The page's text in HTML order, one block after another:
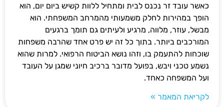
כאשר עובד זר נכנס לבית ומתחיל ללוות קשיש ביום יום, הוא
הופך במהירות לחלק משמעותי מהמרחב המשפחתי. הוא
מבשל, עוזר, מלווה, מרגיע ולעיתים גם תומך ברגעים
המורכבים ביותר. בתוך כל זה יש פרט אחד שהרבה משפחות
שוכחות להתעמק בו, וזהו נושא הביטוח הרפואי. למרות שהוא
נשמע טכני ויבש, בפועל מדובר ברכיב חיוני שמגן על העובד
ועל המשפחה כאחד.
לקריאת המאמר »